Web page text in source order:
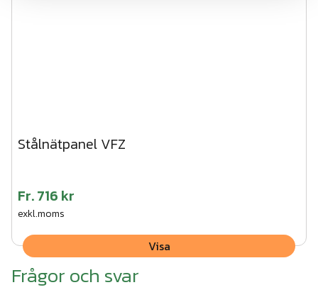
Stålnätpanel VFZ
Fr.716 kr
exkl.moms
Visa
Frågor och svar